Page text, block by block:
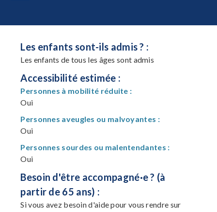
Les enfants sont-ils admis ? :
Les enfants de tous les âges sont admis
Accessibilité estimée :
Personnes à mobilité réduite :
Oui
Personnes aveugles ou malvoyantes :
Oui
Personnes sourdes ou malentendantes :
Oui
Besoin d'être accompagné·e ? (à
partir de 65 ans) :
Si vous avez besoin d'aide pour vous rendre sur